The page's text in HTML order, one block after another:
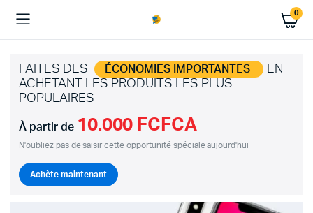
0
FAITES DES ÉCONOMIES IMPORTANTES
EN
ACHETANT LES PRODUITS LES PLUS
POPULAIRES
À partir de 10.000 FCFCA
N'oubliez pas de saisir cette opportunité spéciale aujourd'hui
Achète maintenant